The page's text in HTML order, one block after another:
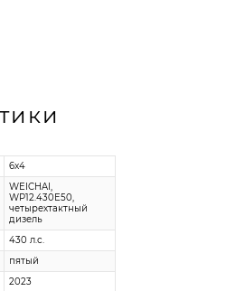
6x4
WEICHAI,
WP12.430E50,
четырехтактный
дизель
430 л.с.
пятый
2023